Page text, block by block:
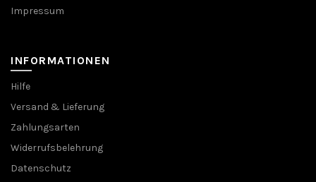
Impressum
INFORMATIONEN
Hilfe
Versand & Lieferung
Zahlungsarten
Widerrufsbelehrung
Datenschutz